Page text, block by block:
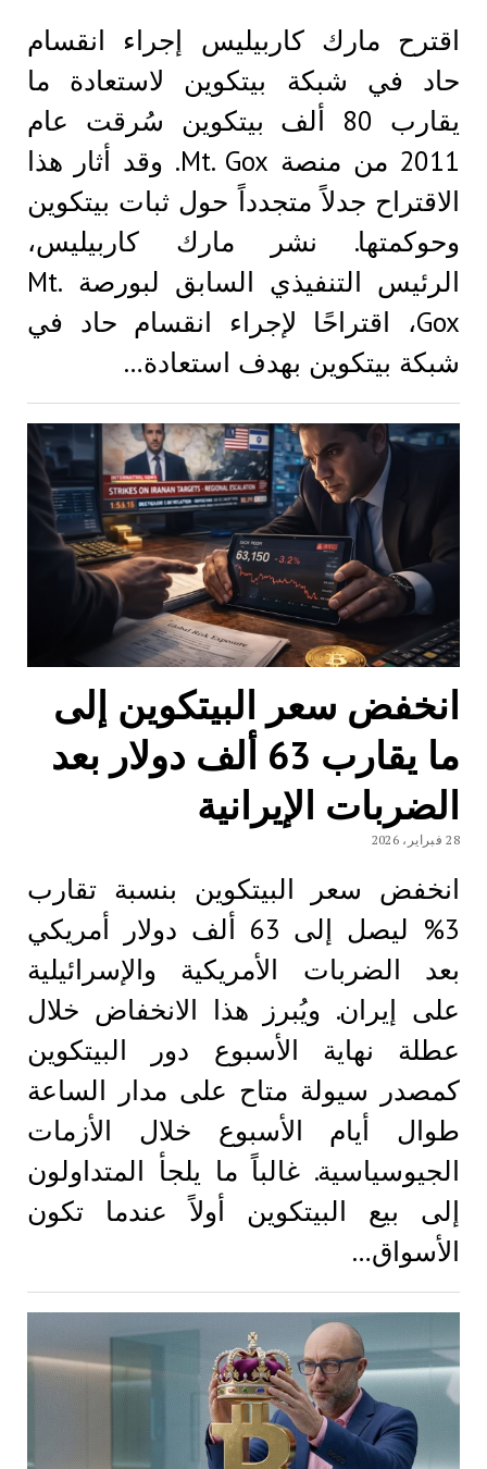
اقترح مارك كاربيليس إجراء انقسام
حاد في شبكة بيتكوين لاستعادة ما
يقارب 80 ألف بيتكوين سُرقت عام
2011 من منصة Mt. Gox. وقد أثار هذا
الاقتراح جدلاً متجدداً حول ثبات بيتكوين
وحوكمتها. نشر مارك كاربيليس،
الرئيس التنفيذي السابق لبورصة Mt.
Gox، اقتراحًا لإجراء انقسام حاد في
شبكة بيتكوين بهدف استعادة…
انخفض سعر البيتكوين إلى
ما يقارب 63 ألف دولار بعد
الضربات الإيرانية
28 فبراير، 2026
انخفض سعر البيتكوين بنسبة تقارب
3% ليصل إلى 63 ألف دولار أمريكي
بعد الضربات الأمريكية والإسرائيلية
على إيران. ويُبرز هذا الانخفاض خلال
عطلة نهاية الأسبوع دور البيتكوين
كمصدر سيولة متاح على مدار الساعة
طوال أيام الأسبوع خلال الأزمات
الجيوسياسية. غالباً ما يلجأ المتداولون
إلى بيع البيتكوين أولاً عندما تكون
الأسواق…